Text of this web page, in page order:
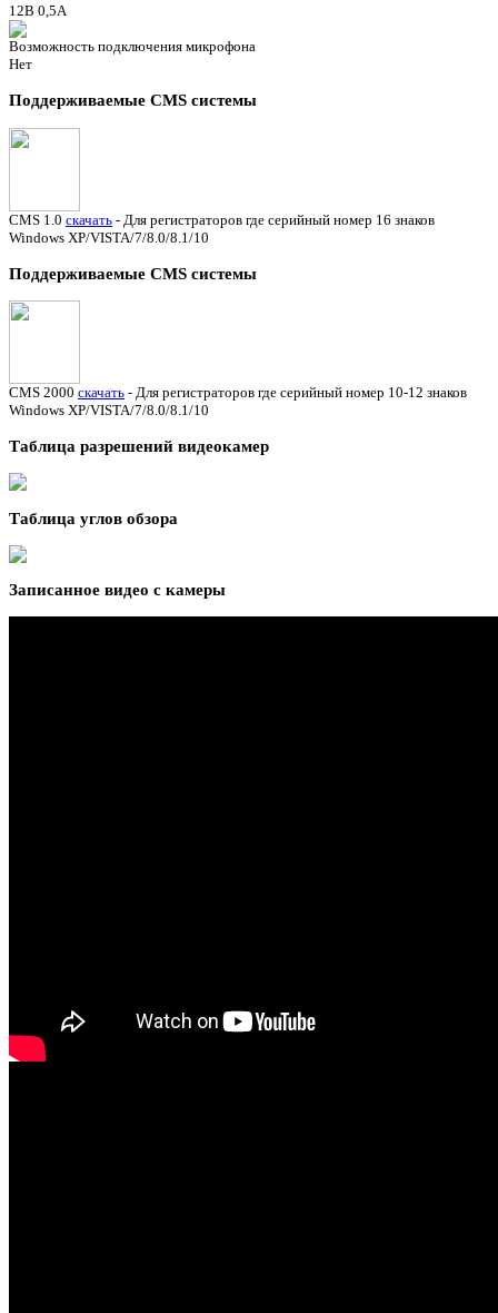
12В 0,5А
Возможность подключения микрофона
Нет
Поддерживаемые CMS системы
CMS 1.0 скачать - Для регистраторов где серийный номер 16 знаков
Windows XP/VISTA/7/8.0/8.1/10
Поддерживаемые CMS системы
CMS 2000 скачать - Для регистраторов где серийный номер 10-12 знаков
Windows XP/VISTA/7/8.0/8.1/10
Таблица разрешений видеокамер
Таблица углов обзора
Записанное видео с камеры